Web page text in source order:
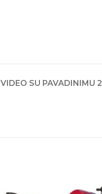
VIDEO SU PAVADINIMU 2